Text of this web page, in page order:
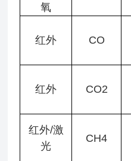
氧
红外 CO
红外 CO2
红外/激
光
CH4